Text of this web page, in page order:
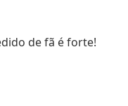
de fã é forte!